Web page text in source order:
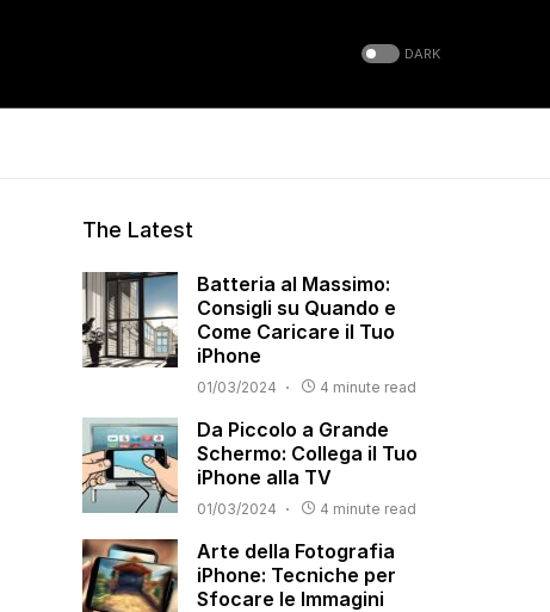
DARK
The Latest
Batteria al Massimo:
Consigli su Quando e
Come Caricare il Tuo
iPhone
01/03/2024 4 minute read
Da Piccolo a Grande
Schermo: Collega il Tuo
iPhone alla TV
01/03/2024 4 minute read
Arte della Fotografia
iPhone: Tecniche per
Sfocare le Immagini